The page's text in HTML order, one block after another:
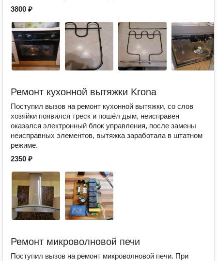
3800 ₽
Ремонт кухонной вытяжки Krona
Поступил вызов на ремонт кухонной вытяжки, со слов
хозяйки появился треск и пошёл дым, неисправен
оказался электронный блок управления, после замены
неисправных элементов, вытяжка заработала в штатном
режиме.
2350 ₽
Ремонт микроволновой печи
Поступил вызов на ремонт микроволновой печи. При